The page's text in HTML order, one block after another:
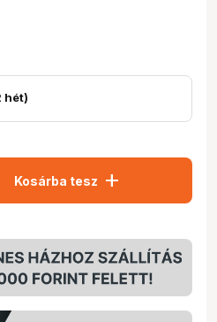
hét)
Kosárba tesz add